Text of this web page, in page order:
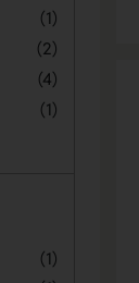
(1)
(2)
(4)
(1)
(1)